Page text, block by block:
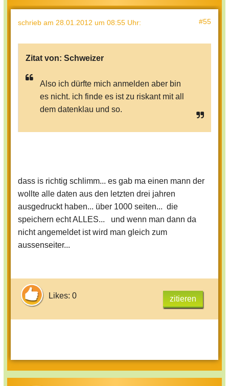
schrieb am 28.01.2012 um 08:55 Uhr: #55
Zitat von: Schweizer
Also ich dürfte mich anmelden aber bin
es nicht. ich finde es ist zu riskant mit all
dem datenklau und so.
dass is richtig schlimm... es gab ma einen mann der
wollte alle daten aus den letzten drei jahren
ausgedruckt haben... über 1000 seiten... die
speichern echt ALLES... und wenn man dann da
nicht angemeldet ist wird man gleich zum
aussenseiter...
Likes: 0 zitieren